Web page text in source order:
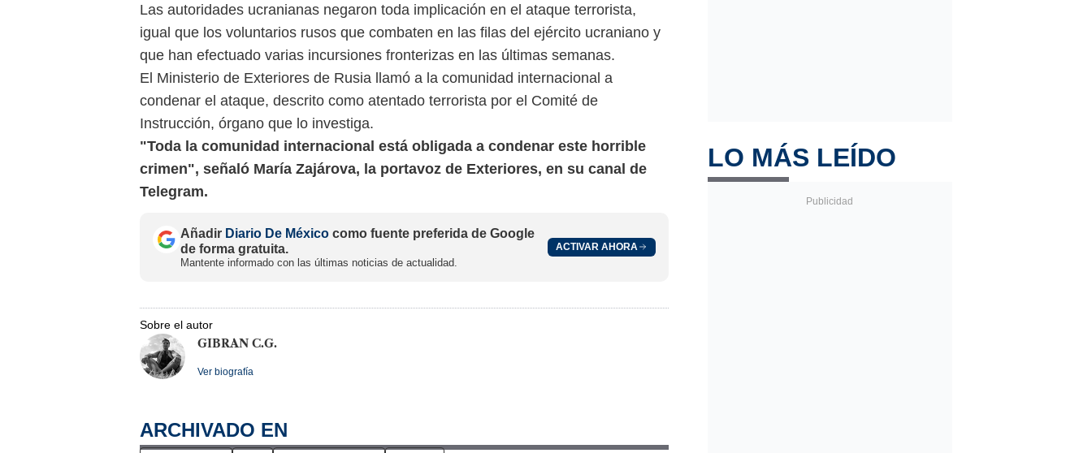
Las autoridades ucranianas negaron toda implicación en el ataque terrorista,
igual que los voluntarios rusos que combaten en las filas del ejército ucraniano y
que han efectuado varias incursiones fronterizas en las últimas semanas.
El Ministerio de Exteriores de Rusia llamó a la comunidad internacional a
condenar el ataque, descrito como atentado terrorista por el Comité de
Instrucción, órgano que lo investiga.
"Toda la comunidad internacional está obligada a condenar este horrible
crimen", señaló María Zajárova, la portavoz de Exteriores, en su canal de
Telegram.
Añadir Diario De México como fuente preferida de Google
de forma gratuita.
Mantente informado con las últimas noticias de actualidad.
ACTIVAR AHORA
Sobre el autor
GIBRAN C.G.
Ver biografía
ARCHIVADO EN
LO MÁS LEÍDO